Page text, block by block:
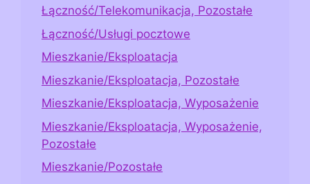
Łączność/Telekomunikacja, Pozostałe
Łączność/Usługi pocztowe
Mieszkanie/Eksploatacja
Mieszkanie/Eksploatacja, Pozostałe
Mieszkanie/Eksploatacja, Wyposażenie
Mieszkanie/Eksploatacja, Wyposażenie,
Pozostałe
Mieszkanie/Pozostałe